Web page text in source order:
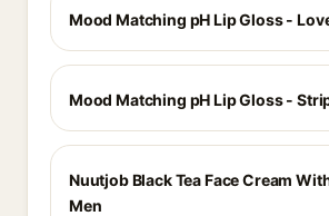
Mood Matching pH Lip Gloss -
Mood Matching pH Lip Gloss -
Nuutjob Black Tea Face Cream
Men